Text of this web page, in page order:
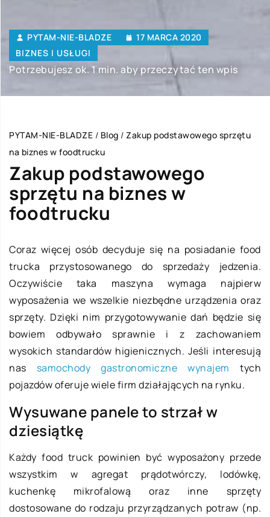
PYTAM-NIE-BLADZE
17 MARCA 2020
BIZNES I USŁUGI
Potrzebujesz ok. 1 min. aby przeczytać ten wpis
PYTAM-NIE-BLADZE / Blog / Zakup podstawowego sprzętu
na biznes w foodtrucku
Zakup podstawowego
sprzętu na biznes w
foodtrucku
Coraz więcej osób decyduje się na posiadanie food
trucka przystosowanego do sprzedaży jedzenia.
Oczywiście taka maszyna wymaga najpierw
wyposażenia we wszelkie niezbędne urządzenia oraz
sprzęty. Dzięki nim przygotowywanie dań będzie się
bowiem odbywało sprawnie i z zachowaniem
wysokich standardów higienicznych. Jeśli interesują
nas samochody gastronomiczne wynajem tych
pojazdów oferuje wiele firm działających na rynku.
Wysuwane panele to strzał w
dziesiątkę
Każdy food truck powinien być wyposażony przede
wszystkim w agregat prądotwórczy, lodówkę,
kuchenkę mikrofalową oraz inne sprzęty
dostosowane do rodzaju przyrządzanych potraw (np.